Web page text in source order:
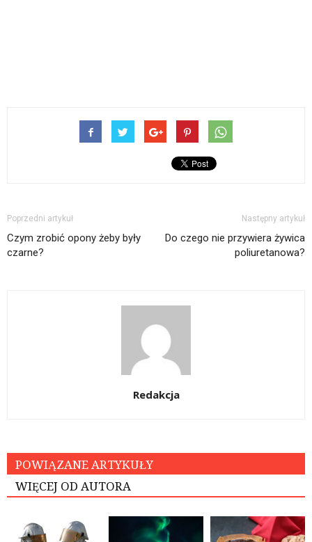
Poprzedni artykuł
Czym zrobić opony żeby były
czarne?
Następny artykuł
Do czego nie przywiera żywica
poliuretanowa?
Redakcja
POWIĄZANE ARTYKUŁY
WIĘCEJ OD AUTORA